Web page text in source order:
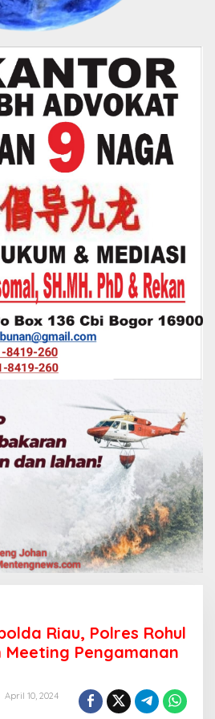
Riau, Polres Rohul
Pengamanan
April 10, 2024